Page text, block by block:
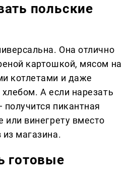
польские
Она отлично
картошкой, мясом на
котлетами и даже
А если нарезать
пикантная
или винегрету вместо
магазина.
готовые